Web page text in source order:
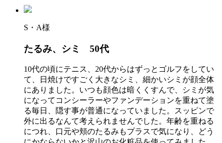
S・A様
たるみ、シミ 50代
10代の頃にテニス、20代からはずっとゴルフをしてい
て、日焼けですごく大きなシミ、細かいシミが顔全体
にありました。いつも顔色は暗くくすんで、シミが気
になってコンシーラーやファンデーションを重ねて塗
る毎日、隠す事が普通になっていました。スッピンで
外に出るなんて考えられませんでした。年齢を重ねる
につれ、口元や頬のたるみもプラスで気になり、どう